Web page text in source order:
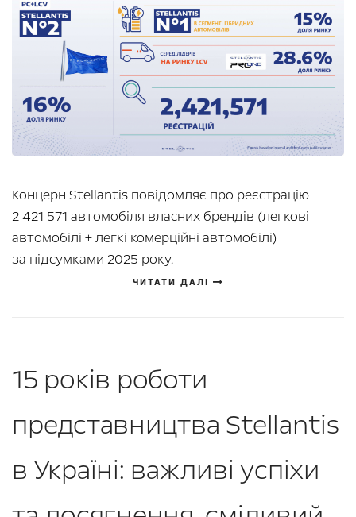
Концерн Stellantis повідомляє про реєстрацію
2 421 571 автомобіля власних брендів (легкові
автомобілі + легкі комерційні автомобілі)
за підсумками 2025 року.
ЧИТАТИ ДАЛІ
15 років роботи
представництва Stellantis
в Україні: важливі успіхи